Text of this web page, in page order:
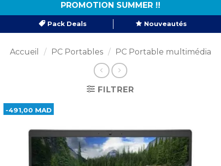
PROMOTION SUMMER !!
Pack Deals Nouveautés
Accueil / PC Portables / PC Portable multimédia
FILTRER
-491,00 MAD